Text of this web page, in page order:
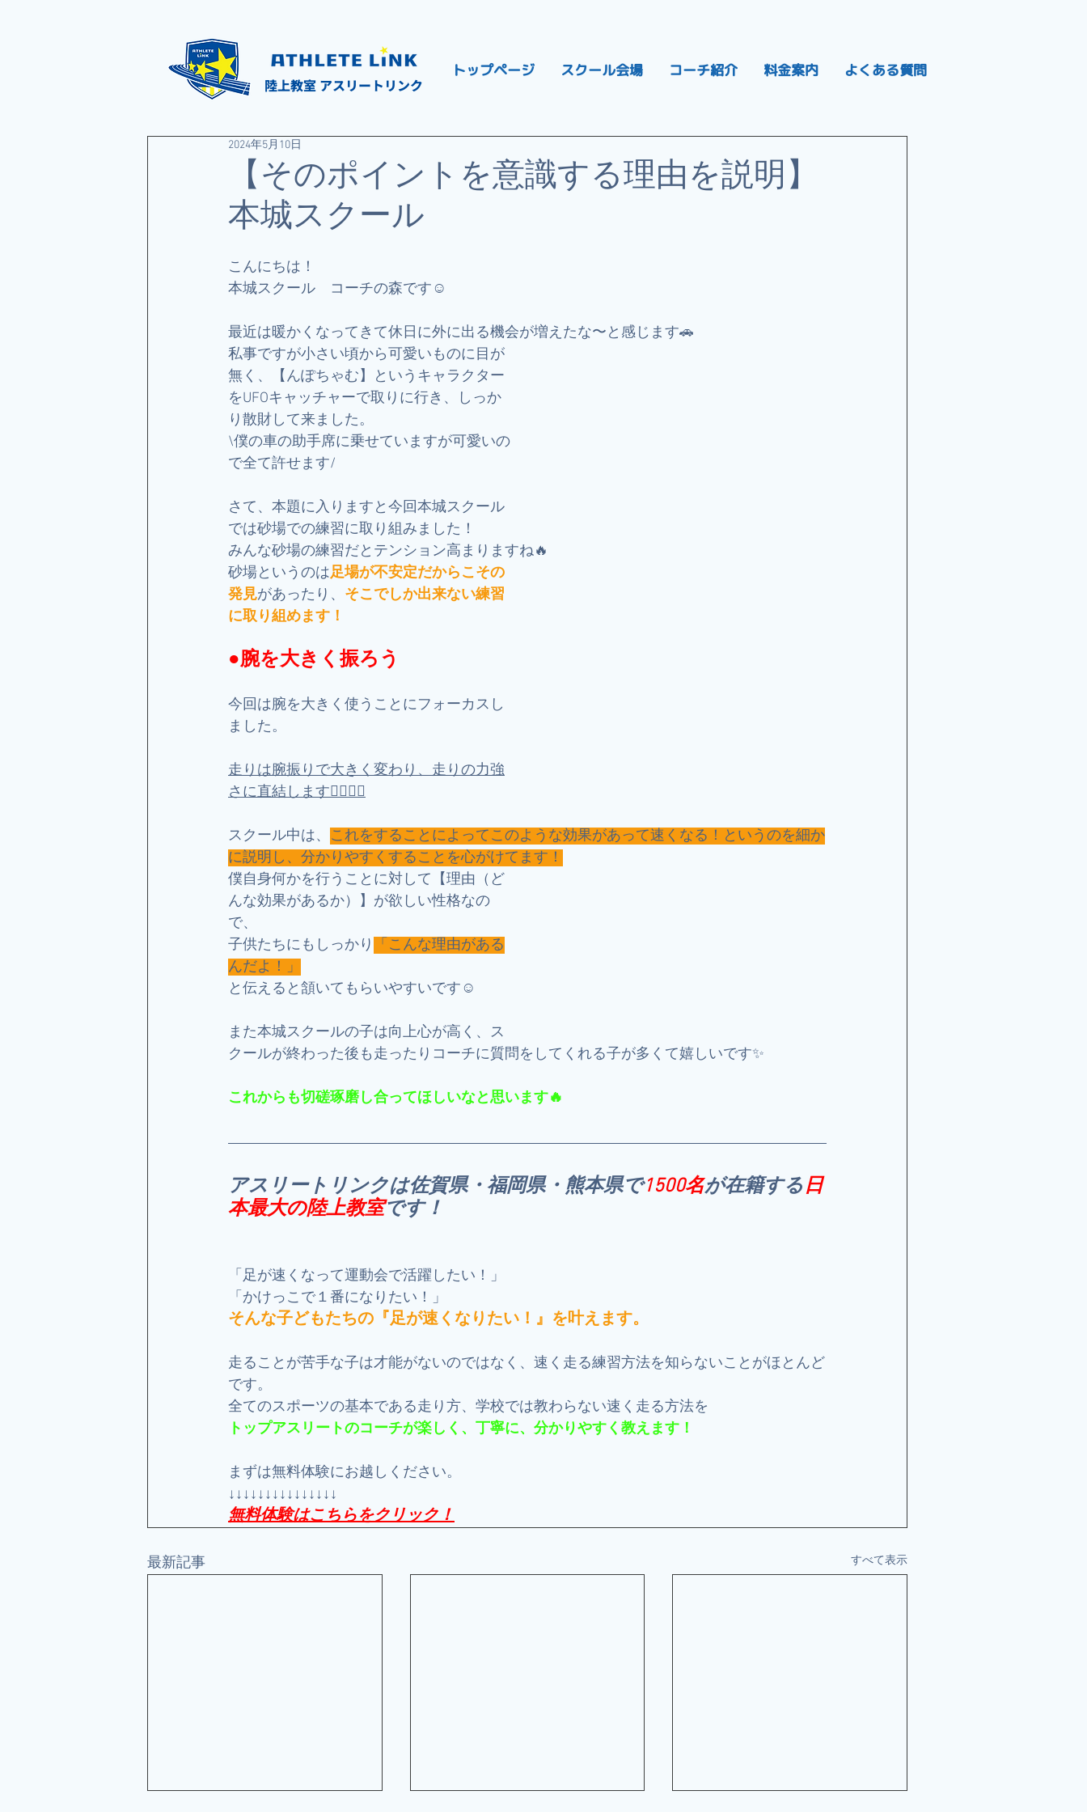
トップページ スクール会場 コーチ紹介 料金案内 よくある質問
陸上教室 アスリートリンク
【そのポイントを意識する理由を説明】
本城スクール
2024年5月10日
こんにちは！
本城スクール　コーチの森です☺️
最近は暖かくなってきて休日に外に出る機会が増えたな〜と感じます🚗
私事ですが小さい頃から可愛いものに目が
無く、【んぽちゃむ】というキャラクター
をUFOキャッチャーで取りに行き、しっか
り散財して来ました。
\僕の車の助手席に乗せていますが可愛いの
で全て許せます/
さて、本題に入りますと今回本城スクール
では砂場での練習に取り組みました！
みんな砂場の練習だとテンション高まりますね🔥
砂場というのは足場が不安定だからこその
発見があったり、 そこでしか出来ない練習
に取り組めます！
●腕を大きく振ろう
今回は腕を大きく使うことにフォーカスし
ました。
走りは腕振りで大きく変わり、走りの力強
さに直結します🏃‍♂️🏃‍♀️
スクール中は、 これをすることによってこのような効果があって速くなる！というのを細か
に説明し、分かりやすくすることを心がけてます！
僕自身何かを行うことに対して【理由（ど
んな効果があるか）】が欲しい性格なの
で、
子供たちにもしっかり
「こんな理由がある
んだよ！」
と伝えると頷いてもらいやすいです☺️
また本城スクールの子は向上心が高く、ス
クールが終わった後も走ったりコーチに質問をしてくれる子が多くて嬉しいです✨
これからも切磋琢磨し合ってほしいなと思います🔥
アスリートリンクは佐賀県・福岡県・熊本県で1500名が在籍する日
本最大の陸上教室です！
「足が速くなって運動会で活躍したい！」
「かけっこで１番になりたい！」
そんな子どもたちの『足が速くなりたい！』を叶えます。
走ることが苦手な子は才能がないのではなく、速く走る練習方法を知らないことがほとんど
です。
全てのスポーツの基本である走り方、学校では教わらない速く走る方法を
トップアスリートのコーチが楽しく、丁寧に、分かりやすく教えます！
まずは無料体験にお越しください。
↓↓↓↓↓↓↓↓↓↓↓↓↓↓↓
無料体験はこちらをクリック！
最新記事 すべて表示